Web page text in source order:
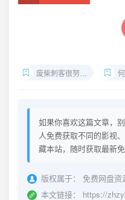
废柴刺客很努力全集免费观看 何
如果你喜欢这篇文章，
人免费获取不同的影视
藏本站，随时获取最新免
版权属于：
免费网盘资
本文链接：
https://